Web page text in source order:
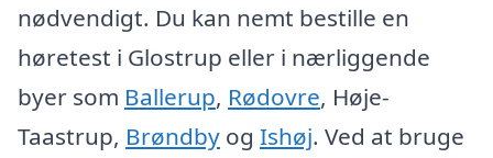
nødvendigt. Du kan nemt bestille en
høretest i Glostrup eller i nærliggende
byer som Ballerup, Rødovre, Høje-
Taastrup, Brøndby og Ishøj. Ved at bruge